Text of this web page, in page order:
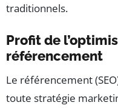
traditionnels.
Profit de
référencement
Le référencement
toute stratégie